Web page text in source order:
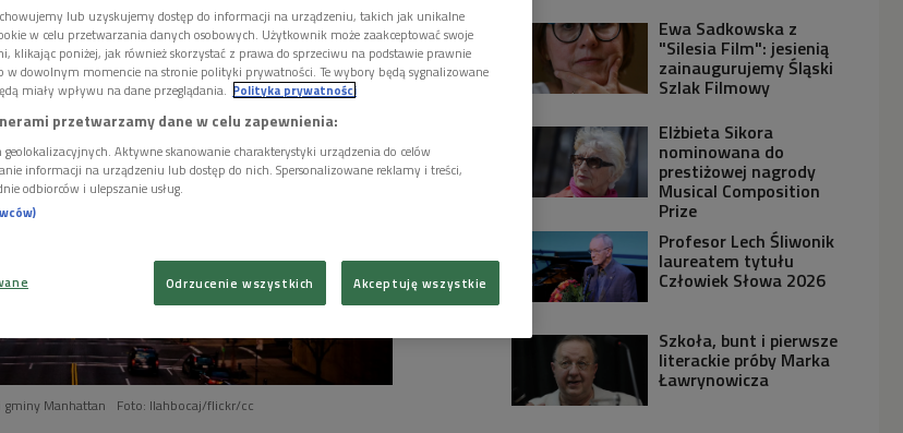
Manhattan Foto: llahbocaj/flickr/cc
Ewa Sadkowska z
"Silesia Film": jesienią
zainaugurujemy Śląski
Szlak Filmowy
Elżbieta Sikora
nominowana do
prestiżowej nagrody
Musical Composition
Prize
Profesor Lech Śliwonik
laureatem tytułu
Człowiek Słowa 2026
Szkoła, bunt i pierwsze
literackie próby Marka
Ławrynowicza
lub uzyskujemy dostęp do informacji na urządzeniu, takich jak unikalne
w celu przetwarzania danych osobowych. Użytkownik może zaakceptować swoje
klikając poniżej, jak również skorzystać z prawa do sprzeciwu na podstawie prawnie
w dowolnym momencie na stronie polityki prywatności. Te wybory będą sygnalizowane
miały wpływu na dane przeglądania. Polityka prywatności
przetwarzamy dane w celu zapewnienia:
geolokalizacyjnych. Aktywne skanowanie charakterystyki urządzenia do celów
informacji na urządzeniu lub dostęp do nich. Spersonalizowane reklamy i treści,
odbiorców i ulepszanie usług.
Odrzucenie wszystkich Akceptuję wszystkie